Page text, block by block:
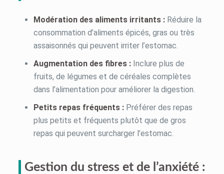
Modération des aliments irritants :Réduire la
consommation d’aliments épicés, gras ou très
assaisonnés qui peuvent irriter l’estomac.
Augmentation des fibres :Inclure plus de
fruits, de légumes et de céréales complètes
dans l’alimentation pour améliorer la digestion.
Petits repas fréquents :Préférer des repas
plus petits et fréquents plutôt que de gros
repas qui peuvent surcharger l’estomac.
Gestion du stress et de l’anxiété :